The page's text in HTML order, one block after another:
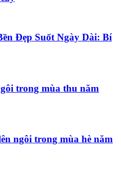
Đẹp Suốt Ngày Dài: Bí
trong mùa thu năm
ngôi trong mùa hè năm